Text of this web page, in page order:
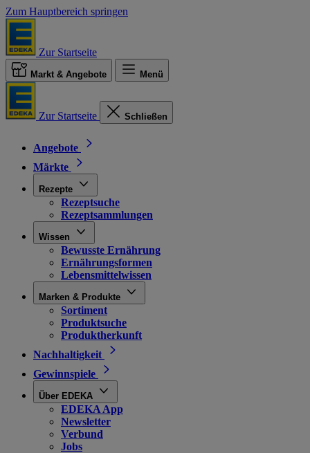
Zum Hauptbereich springen
Zur Startseite
Markt & Angebote Menü
Zur Startseite Schließen
Angebote
Märkte
Rezepte
Rezeptsuche
Rezeptsammlungen
Wissen
Bewusste Ernährung
Ernährungsformen
Lebensmittelwissen
Marken & Produkte
Sortiment
Produktsuche
Produktherkunft
Nachhaltigkeit
Gewinnspiele
Über EDEKA
EDEKA App
Newsletter
Verbund
Jobs